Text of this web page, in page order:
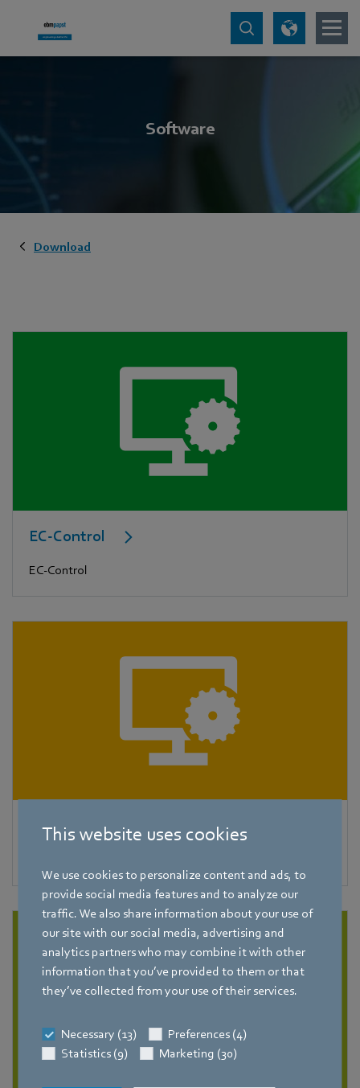
This website uses cookies
We use cookies to personalize content and ads, to
provide social media features and to analyze our
traffic. We also share information about your use of
our site with our social media, advertising and
analytics partners who may combine it with other
information that you’ve provided to them or that
they’ve collected from your use of their services.
Necessary (13)
Preferences (4)
Statistics (9)
Marketing (30)
Software
Download
EC-Control
EC-Control
EC-Clone